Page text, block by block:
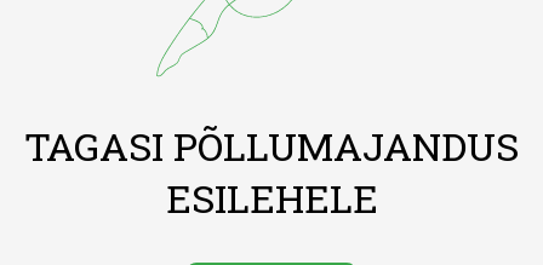
TAGASI PÕLLUMAJANDUS
ESILEHELE